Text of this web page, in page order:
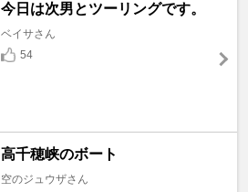
今日は次男とツーリングです。
ベイサさん
54
高千穂峡のボート
空のジュウザさん